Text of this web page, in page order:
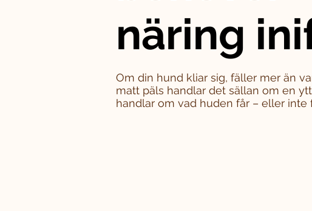
näring
Om din hund kliar sig, fäller mer än
matt päls handlar det sällan om en
handlar om vad huden får – eller inte